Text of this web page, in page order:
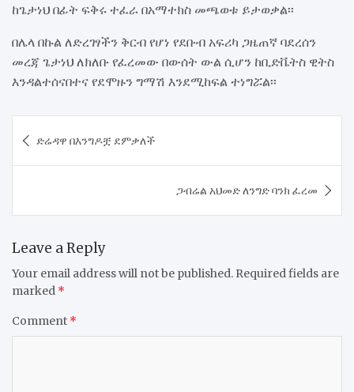
ከጌታነህ በፊት ፍቅሩ ተፈራ በአማተክስ መጫወቱ ይታወቃል፡፡
በሌላ በኩል ለድረገፃችን ቅርብ የሆነ የደቡብ አፍሪካ ጋዜጠኛ ባደረሰን
መረጃ ጌታነህ ለክለቡ የፈረመው በውሰት ውል ሲሆን ከቢድቬትስ ዊትስ
እንዳልተሰናበተና የደሞዙን ግማሽ እንደሚከፍል ተነግሯል፡፡
navigation
ድሬዳዋ በእንግዶቿ ደምቃለች
ጋብሬል አህመድ ለንግድ ባንክ ፈረመ
Leave a Reply
Your email address will not be published. Required fields are
marked *
Comment *